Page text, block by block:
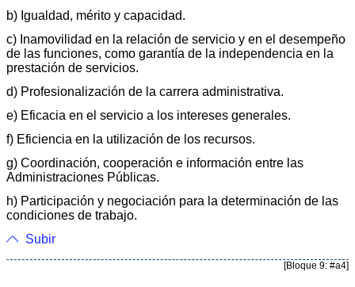
b) Igualdad, mérito y capacidad.
c) Inamovilidad en la relación de servicio y en el desempeño
de las funciones, como garantía de la independencia en la
prestación de servicios.
d) Profesionalización de la carrera administrativa.
e) Eficacia en el servicio a los intereses generales.
f) Eficiencia en la utilización de los recursos.
g) Coordinación, cooperación e información entre las
Administraciones Públicas.
h) Participación y negociación para la determinación de las
condiciones de trabajo.
Subir
[Bloque 9: #a4]